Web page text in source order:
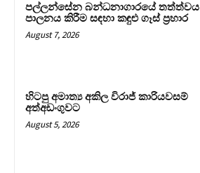
පල්ලන්සේන බන්ධනාගාරයේ තත්ත්වය
පාලනය කිරීම සඳහා කඳුළු ගෑස් ප්‍රහාර
August 7, 2026
හිටපු අමාත්‍ය අකිල විරාජ් කාරියවසම්
අත්අඩංගුවට
August 5, 2026